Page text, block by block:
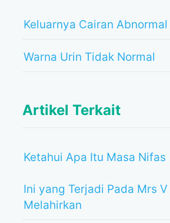
Keluarnya Cairan
Warna Urin Tidak Normal
Artikel Terkait
Ketahui Apa Itu Masa Nifas
Ini yang Terjadi Pada Mrs
Melahirkan